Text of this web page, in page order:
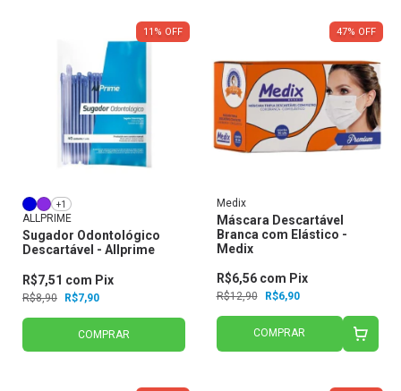
11 % OFF
+1
ALLPRIME
Sugador Odontológico
Descartável - Allprime
R$8,90 R$7,90
R$7,51 com Pix
COMPRAR
47% OFF
Medix
Máscara Descartável
Branca com Elástico -
Medix
R$12,90 R$6,90
R$6,56 com Pix
COMPRAR